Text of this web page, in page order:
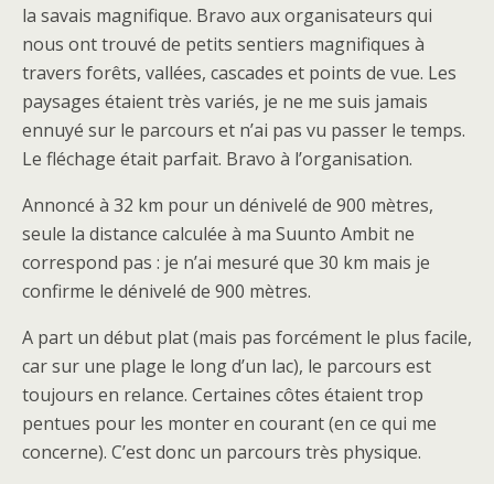
la savais magnifique. Bravo aux organisateurs qui
nous ont trouvé de petits sentiers magnifiques à
travers forêts, vallées, cascades et points de vue. Les
paysages étaient très variés, je ne me suis jamais
ennuyé sur le parcours et n’ai pas vu passer le temps.
Le fléchage était parfait. Bravo à l’organisation.
Annoncé à 32 km pour un dénivelé de 900 mètres,
seule la distance calculée à ma Suunto Ambit ne
correspond pas : je n’ai mesuré que 30 km mais je
confirme le dénivelé de 900 mètres.
A part un début plat (mais pas forcément le plus facile,
car sur une plage le long d’un lac), le parcours est
toujours en relance. Certaines côtes étaient trop
pentues pour les monter en courant (en ce qui me
concerne). C’est donc un parcours très physique.